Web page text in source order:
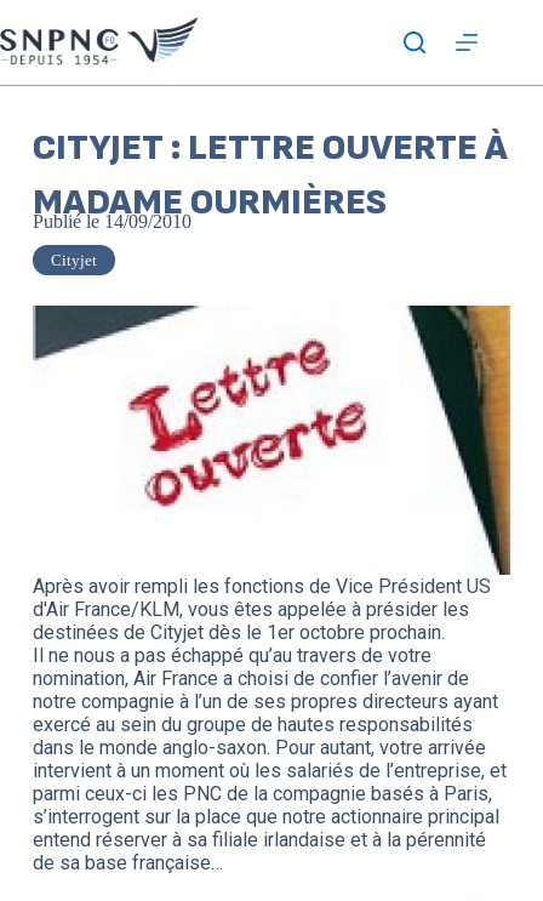
CITYJET : LETTRE OUVERTE À
MADAME OURMIÈRES
Publié le 14/09/2010
Cityjet
Après avoir rempli les fonctions de Vice Président US
d'Air France/KLM, vous êtes appelée à présider les
destinées de Cityjet dès le 1er octobre prochain.
Il ne nous a pas échappé qu’au travers de votre
nomination, Air France a choisi de confier l’avenir de
notre compagnie à l’un de ses propres directeurs ayant
exercé au sein du groupe de hautes responsabilités
dans le monde anglo-saxon. Pour autant, votre arrivée
intervient à un moment où les salariés de l’entreprise, et
parmi ceux-ci les PNC de la compagnie basés à Paris,
s’interrogent sur la place que notre actionnaire principal
entend réserver à sa filiale irlandaise et à la pérennité
de sa base française…